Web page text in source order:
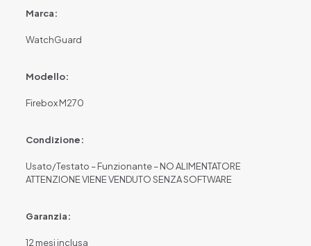
Marca:
WatchGuard
Modello:
Firebox M270
Condizione:
Usato/Testato – Funzionante – NO ALIMENTATORE
ATTENZIONE VIENE VENDUTO SENZA SOFTWARE
Garanzia:
12 mesi inclusa